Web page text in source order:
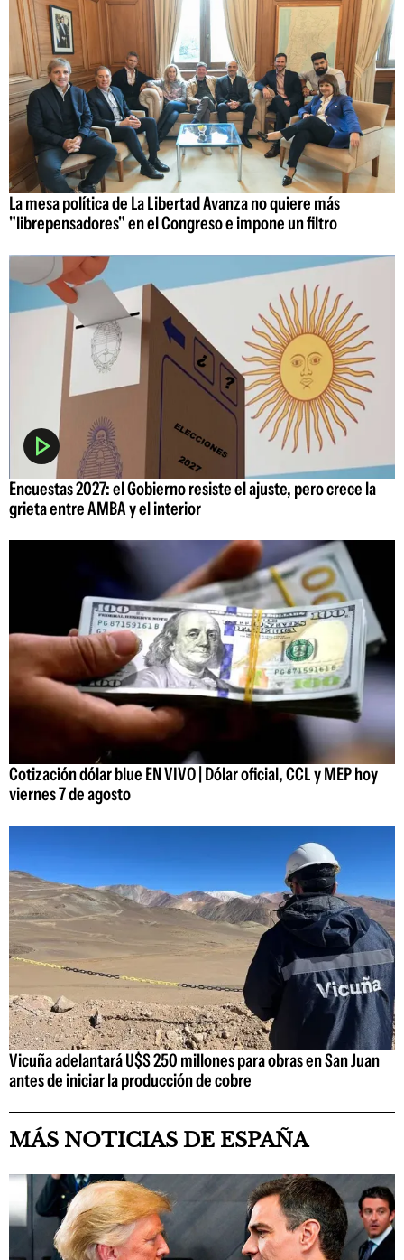
La mesa política de La Libertad Avanza no quiere más
"librepensadores" en el Congreso e impone un filtro
Encuestas 2027: el Gobierno resiste el ajuste, pero crece la
grieta entre AMBA y el interior
Cotización dólar blue EN VIVO | Dólar oficial, CCL y MEP hoy
viernes 7 de agosto
Vicuña adelantará U$S 250 millones para obras en San Juan
antes de iniciar la producción de cobre
MÁS NOTICIAS DE ESPAÑA